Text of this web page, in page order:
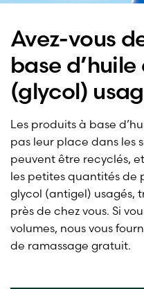
Avez-vous
base
(glycol)
Les produits à base
pas leur place dans les
peuvent être recyclés,
les petites quantités de
glycol (antigel) usagés,
près de chez vous. Si
volumes, nous vous
de ramassage gratuit.